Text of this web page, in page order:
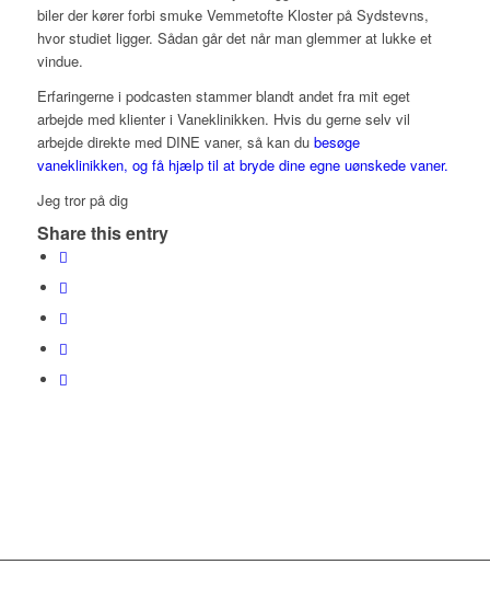
biler der kører forbi smuke Vemmetofte Kloster på Sydstevns,
hvor studiet ligger. Sådan går det når man glemmer at lukke et
vindue.
Erfaringerne i podcasten stammer blandt andet fra mit eget
arbejde med klienter i Vaneklinikken. Hvis du gerne selv vil
arbejde direkte med DINE vaner, så kan du besøge
vaneklinikken, og få hjælp til at bryde dine egne uønskede vaner.
Jeg tror på dig
Share this entry